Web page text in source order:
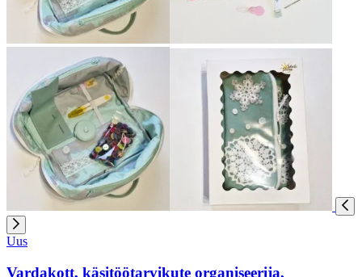
Uus
Vardakott, käsitöötarvikute organiseerija,